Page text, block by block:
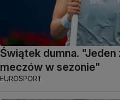
Świątek dumna. "Jeden
meczów w sezonie"
EUROSPORT